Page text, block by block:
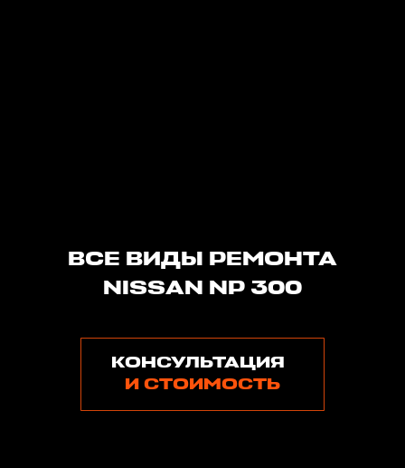
ВСЕ ВИДЫ РЕМОНТА
NISSAN NP 300
КОНСУЛЬТАЦИЯ
И СТОИМОСТЬ